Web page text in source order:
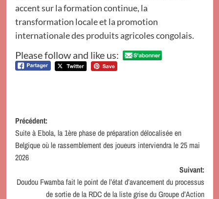
accent sur la formation continue, la
transformation locale et la promotion
internationale des produits agricoles congolais.
Please follow and like us:
Navigation
d’article
Précédent:
Suite à Ebola, la 1ère phase de préparation délocalisée en
Belgique où le rassemblement des joueurs interviendra le 25 mai
2026
Suivant:
Doudou Fwamba fait le point de l’état d’avancement du processus
de sortie de la RDC de la liste grise du Groupe d’Action